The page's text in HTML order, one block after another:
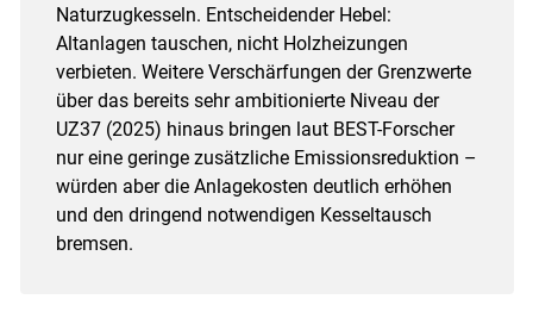
Naturzugkesseln. Entscheidender Hebel:
Altanlagen tauschen, nicht Holzheizungen
verbieten. Weitere Verschärfungen der Grenzwerte
über das bereits sehr ambitionierte Niveau der
UZ37 (2025) hinaus bringen laut BEST-Forscher
nur eine geringe zusätzliche Emissionsreduktion –
würden aber die Anlagekosten deutlich erhöhen
und den dringend notwendigen Kesseltausch
bremsen.